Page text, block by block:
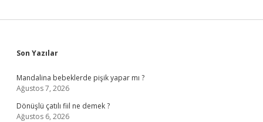
Sidebar
Son Yazılar
Mandalina bebeklerde pişik yapar mı ?
Ağustos 7, 2026
Dönüşlü çatılı fiil ne demek ?
Ağustos 6, 2026